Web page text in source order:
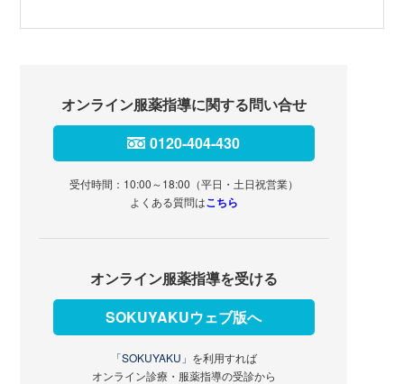
オンライン服薬指導に関する問い合せ
0120-404-430
受付時間：10:00～18:00（平日・土日祝営業）
よくある質問はこちら
オンライン服薬指導を受ける
SOKUYAKUウェブ版へ
「SOKUYAKU」 を利用すれば
オンライン診療・服薬指導の受診から